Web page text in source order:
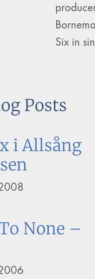
Six in
Posts
i Allsång
None –